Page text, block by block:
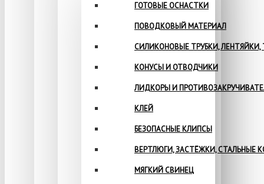
ГОТОВЫЕ ОСНАСТКИ
ПОВОДКОВЫЙ МАТЕРИАЛ
СИЛИКОНОВЫЕ ТРУБКИ,
КОНУСЫ И ОТВОДЧИКИ
ЛИДКОРЫ И
КЛЕЙ
БЕЗОПАСНЫЕ КЛИПСЫ
ВЕРТЛЮГИ, ЗАСТЁЖКИ, СТАЛЬНЫЕ
МЯГКИЙ СВИНЕЦ